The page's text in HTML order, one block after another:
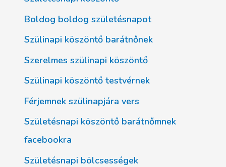
Boldog boldog születésnapot
Szülinapi köszöntő barátnőnek
Szerelmes szülinapi köszöntő
Szülinapi köszöntő testvérnek
Férjemnek szülinapjára vers
Születésnapi köszöntő barátnőmnek
facebookra
Születésnapi bölcsességek